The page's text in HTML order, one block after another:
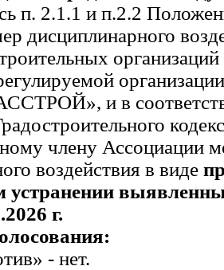
п. 2.1.1 и п.2.2
дисциплинарного
организации
и в
члену Ассоциации
воздействия в виде
устранении
г.
- нет.